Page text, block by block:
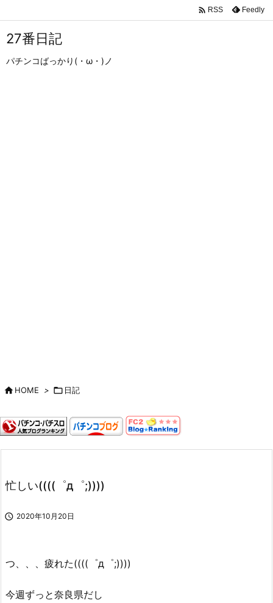
 RSS Feedly
27番日記
パチンコばっかり(・ω・)ノ
HOME >  日記
忙しい((((゜д゜;))))
 2020年10月20日
つ、、、疲れた((((゜д゜;))))
今週ずっと奈良県だし